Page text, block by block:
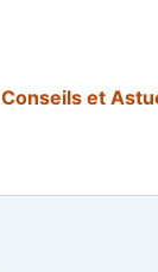
Conseils et